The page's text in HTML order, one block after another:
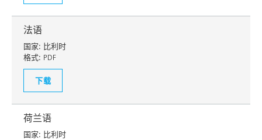
法语
国家: 比利时
格式: PDF
下载
荷兰语
国家: 比利时